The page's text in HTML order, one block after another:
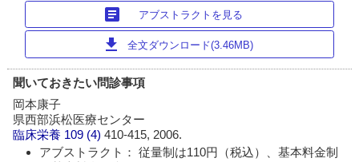
article アブストラクトを見る
download 全文ダウンロード(3.46MB)
聞いておきたい問診事項
岡本康子
県西部浜松医療センター
臨床栄養 109 (4)410-415, 2006.
アブストラクト： 従量制は110円（税込）、基本料金制